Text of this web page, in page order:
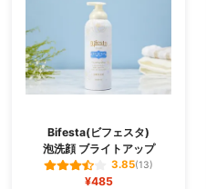
Bifesta(ビフェスタ)
泡洗顔 ブライトアップ
3.85(13)
¥485